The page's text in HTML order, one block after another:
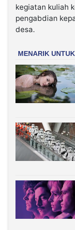
kegiatan kuliah
pengabdian
desa.